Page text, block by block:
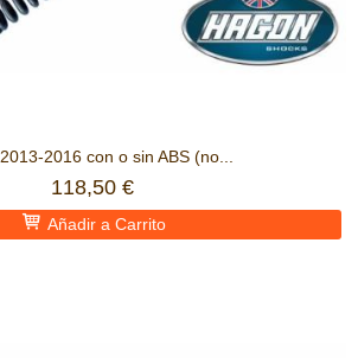
2016 con o sin ABS (no...
118,50 €
Añadir a Carrito